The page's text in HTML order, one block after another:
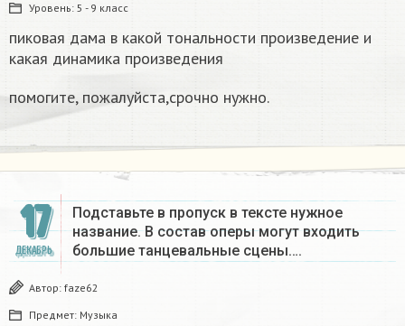
Уровень: 5 - 9 класс
пиковая дама в какой тональности произведение и
какая динамика произведения
помогите, пожалуйста,срочно нужно.
17
ДЕКАБРЬ
Подставьте в пропуск в тексте нужное
название. В состав оперы могут входить
большие танцевальные сцены….
Автор: faze62
Предмет: Музыка